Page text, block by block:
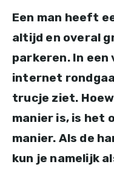
Een man heeft
altijd en overal
parkeren. In een
internet
trucje ziet.
manier is, is het
manier. Als de
kun je namelijk